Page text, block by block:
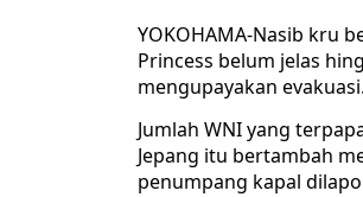
YOKOHAMA-Nasib kru
Princess belum jelas
mengupayakan evakuasi.
Jumlah WNI yang
Jepang itu bertambah
penumpang kapal